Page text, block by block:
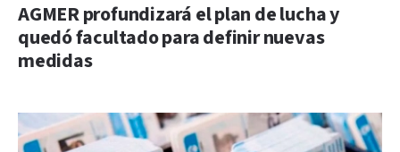
AGMER profundizará el plan de lucha y
quedó facultado para definir nuevas
medidas